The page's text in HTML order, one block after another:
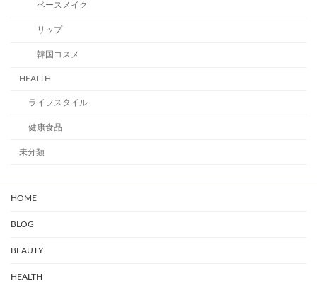
ベースメイク
リップ
韓国コスメ
HEALTH
ライフスタイル
健康食品
未分類
HOME
BLOG
BEAUTY
HEALTH